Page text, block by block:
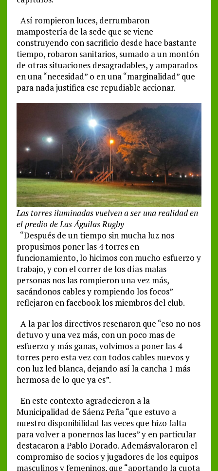
Así rompieron luces, derrumbaron
mampostería de la sede que se viene
construyendo con sacrificio desde hace bastante
tiempo, robaron sanitarios, sumado a un montón
de otras situaciones desagradables, y amparados
en una “necesidad” o en una “marginalidad” que
para nada justifica ese repudiable accionar.
Las torres iluminadas vuelven a ser una realidad en
el predio de Las Águilas Rugby
“Después de un tiempo sin mucha luz nos
propusimos poner las 4 torres en
funcionamiento, lo hicimos con mucho esfuerzo y
trabajo, y con el correr de los días malas
personas nos las rompieron una vez más,
sacándonos cables y rompiendo los focos”
reflejaron en facebook los miembros del club.
A la par los directivos reseñaron que “eso no nos
detuvo y una vez más, con un poco mas de
esfuerzo y más ganas, volvimos a poner las 4
torres pero esta vez con todos cables nuevos y
con luz led blanca, dejando así la cancha 1 más
hermosa de lo que ya es”.
En este contexto agradecieron a la
Municipalidad de Sáenz Peña “que estuvo a
nuestro disponibilidad las veces que hizo falta
para volver a ponernos las luces” y en particular
destacaron a Pablo Dorado. Ademásvaloraron el
compromiso de socios y jugadores de los equipos
masculinos y femeninos, que “aportando la cuota